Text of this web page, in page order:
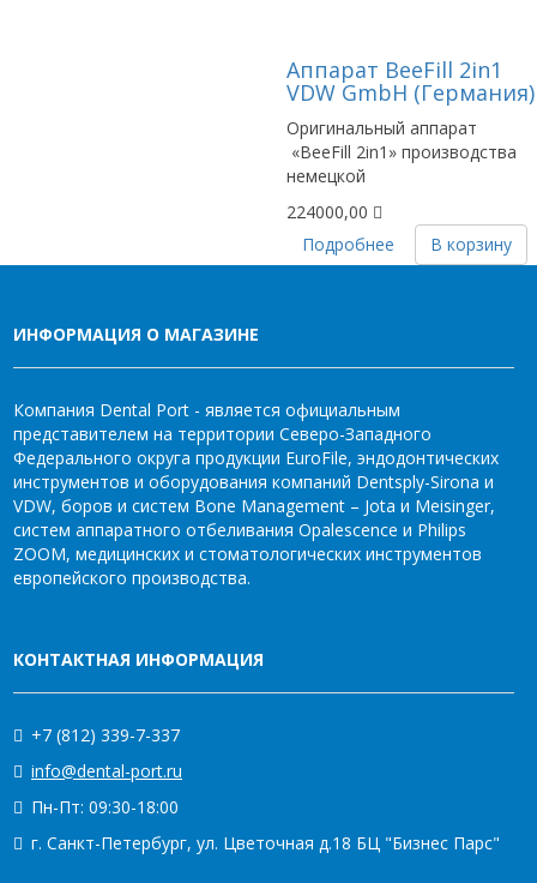
Аппарат BeeFill 2in1
VDW GmbH (Германия)
Оригинальный аппарат
«BeeFill 2in1» производства
немецкой
224000,00
Подробнее
В корзину
ИНФОРМАЦИЯ О МАГАЗИНЕ
Компания Dental Port - является официальным
представителем на территории Северо-Западного
Федерального округа продукции EuroFile, эндодонтических
инструментов и оборудования компаний Dentsply-Sirona и
VDW, боров и систем Bone Management – Jota и Meisinger,
систем аппаратного отбеливания Opalescence и Philips
ZOOM, медицинских и стоматологических инструментов
европейского производства.
КОНТАКТНАЯ ИНФОРМАЦИЯ
+7 (812) 339-7-337
info@dental-port.ru
Пн-Пт: 09:30-18:00
г. Санкт-Петербург, ул. Цветочная д.18 БЦ "Бизнес Парс"